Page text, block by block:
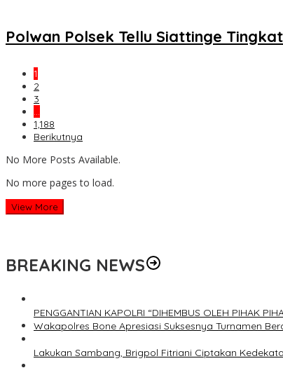
Polwan Polsek Tellu Siattinge
1
2
3
…
1,188
Berikutnya
No More Posts Available.
No more pages to load.
View More
BREAKING NEWS
PENGGANTIAN KAPOLRI “DIHEMBUS OLEH PIHAK
Wakapolres Bone Apresiasi Suksesnya Turnamen
Lakukan Sambang, Brigpol Fitriani Ciptakan